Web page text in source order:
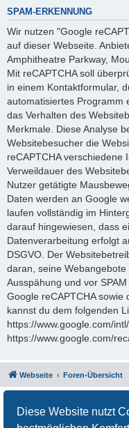
Diese Website nutzt
SPAM-ERKENNUNG
Wir nutzen "Google
auf dieser Webseite.
Amphitheatre Parkway,
Mit reCAPTCHA soll
in einem Kontaktformular,
automatisiertes Programm
das Verhalten des
Merkmale. Diese Analyse
Websitebesucher die
reCAPTCHA verschiedene
Verweildauer des
Nutzer getätigte
Daten werden an Google
laufen vollständig im
darauf hingewiesen, dass
Datenverarbeitung erfolgt
DSGVO. Der
daran, seine
Ausspähung und vor
Google reCAPTCHA
kannst du dem folgenden
https://www.google.com/
https://www.google.com/
Webseite Foren-Übersicht
Deutsche